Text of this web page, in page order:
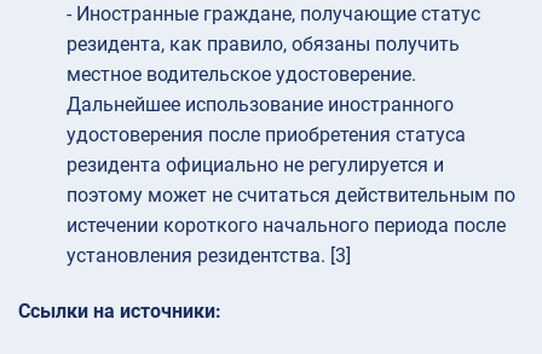
- Иностранные граждане, получающие статус
резидента, как правило, обязаны получить
местное водительское удостоверение.
Дальнейшее использование иностранного
удостоверения после приобретения статуса
резидента официально не регулируется и
поэтому может не считаться действительным по
истечении короткого начального периода после
установления резидентства. [3]
Ссылки на источники: